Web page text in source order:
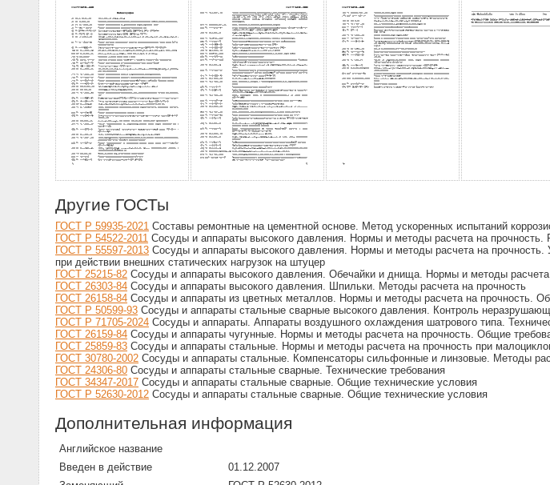
Другие ГОСТы
ГОСТ Р 59935-2021 Составы ремонтные на цементной основе. Метод ускоренных испытаний
ГОСТ Р 54522-2011 Сосуды и аппараты высокого давления. Нормы и методы расчета на
ГОСТ Р 55597-2013 Сосуды и аппараты высокого давления. Нормы и методы расчета на
при действии внешних статических нагрузок на штуцер
ГОСТ 25215-82 Сосуды и аппараты высокого давления. Обечайки и днища. Нормы и методы расчета
ГОСТ 26303-84 Сосуды и аппараты высокого давления. Шпильки. Методы расчета на прочность
ГОСТ 26158-84 Сосуды и аппараты из цветных металлов. Нормы и методы расчета на прочность.
ГОСТ Р 50599-93 Сосуды и аппараты стальные сварные высокого давления. Контроль
ГОСТ Р 71705-2024 Сосуды и аппараты. Аппараты воздушного охлаждения шатрового типа.
ГОСТ 26159-84 Сосуды и аппараты чугунные. Нормы и методы расчета на прочность. Общие
ГОСТ 25859-83 Сосуды и аппараты стальные. Нормы и методы расчета на прочность при
ГОСТ 30780-2002 Сосуды и аппараты стальные. Компенсаторы сильфонные и линзовые. Методы
ГОСТ 24306-80 Сосуды и аппараты стальные сварные. Технические требования
ГОСТ 34347-2017 Сосуды и аппараты стальные сварные. Общие технические условия
ГОСТ Р 52630-2012 Сосуды и аппараты стальные сварные. Общие технические условия
Дополнительная информация
Английское название
Введен в действие
01.12.2007